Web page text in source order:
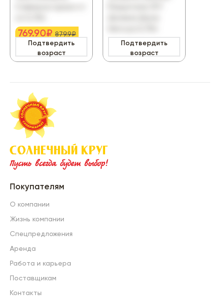
769.90₽ 879.9₽
Подтвердить
возраст
Подтвердить
возраст
Покупателям
О компании
Жизнь компании
Спецпредложения
Аренда
Работа и карьера
Поставщикам
Контакты